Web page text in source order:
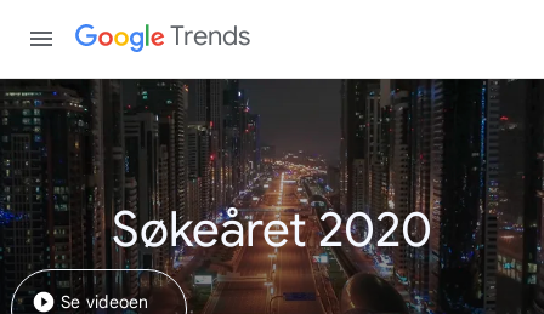
Trends
Søkeåret 2020
Se videoen